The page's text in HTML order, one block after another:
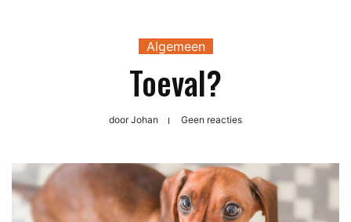
Algemeen
Toeval?
doorJohan Geen reacties